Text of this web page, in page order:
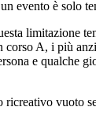
evento è solo
limitazione
A, i più
e qualche
vuoto